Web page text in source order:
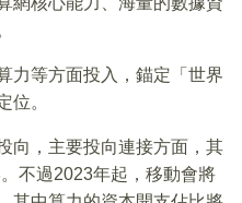
力等方面投入，錨定「世界
位。
向，主要投向連接方面，其
不過2023年起，移動會將